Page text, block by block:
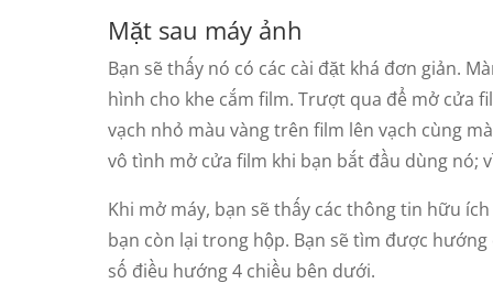
Mặt sau máy ảnh
Bạn sẽ thấy nó có các cài đặt khá đơn giản.
hình cho khe cắm film. Trượt qua để mở cửa
vạch nhỏ màu vàng trên film lên vạch cùng
vô tình mở cửa film khi bạn bắt đầu dùng nó;
Khi mở máy, bạn sẽ thấy các thông tin hữu
bạn còn lại trong hộp. Bạn sẽ tìm được
số điều hướng 4 chiều bên dưới.